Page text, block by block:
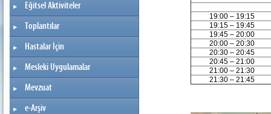
Eğitsel Aktiviteler
Toplantılar
Hastalar İçin
Mesleki Uygulamalar
Mevzuat
e-Arşiv
19:00 – 19:15
19:15 – 19:45
19:45 – 20:00
20:00 – 20:30
20:30 – 20:45
20:45 – 21:00
21:00 – 21:30
21:30 – 21:45